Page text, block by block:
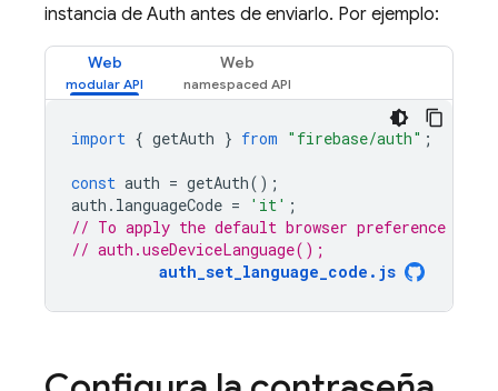
instancia de Auth antes de enviarlo. Por ejemplo:
Web Web
import { getAuth } from "firebase/auth" ;
const auth = getAuth();
auth . languageCode = 'it' ;
// To apply the default browser preference
// auth.useDeviceLanguage();
auth_set_language_code.js